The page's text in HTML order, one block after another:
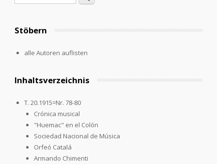
Stöbern
alle Autoren auflisten
Inhaltsverzeichnis
T. 20.1915=Nr. 78-80
Crónica musical
"Huemac" en el Colón
Sociedad Nacional de Música
Orfeó Catalá
Armando Chimenti